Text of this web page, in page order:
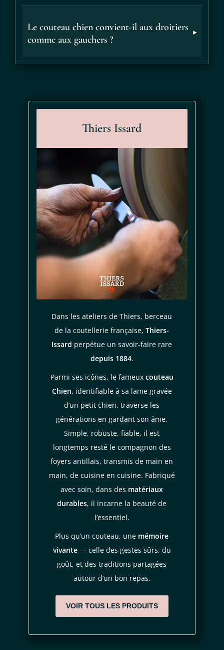
COMMANDEZ VOTRE COUTEAU CHIEN
CHEZ OÜA, REVENDEUR OFFICIEL THIERS-
ISSARD
et recevez votre Couteau Chien en Point Relais ou à domicile.
Le couteau chien convient-il aux droitiers
comme aux gauchers ?
Thiers Issard
Dans les ateliers de Thiers, berceau
de la coutellerie française,Thiers-
Issard perpétue un savoir-faire rare
depuis 1884.
Parmi ses icônes, le fameux couteau
Chien, identifiable à sa lame gravée
d’un petit chien, traverse les
générations en gardant son âme.
Simple, robuste, fiable, il est
longtemps resté le compagnon des
foyers antillais, transmis de main en
main, de cuisine en cuisine. Fabriqué
avec soin, dans des matériaux
durables, il incarne la beauté de
l’essentiel.
Plus qu’un couteau, une mémoire
vivante— celle des gestes sûrs, du
goût, et des traditions partagées
autour d’un bon repas.
VOIR TOUS LES PRODUITS
Je consens aussi à recevoir les offres
promotionnelles. Consultez notre politique de
confidentialité.
règles de
conditions d'utilisation